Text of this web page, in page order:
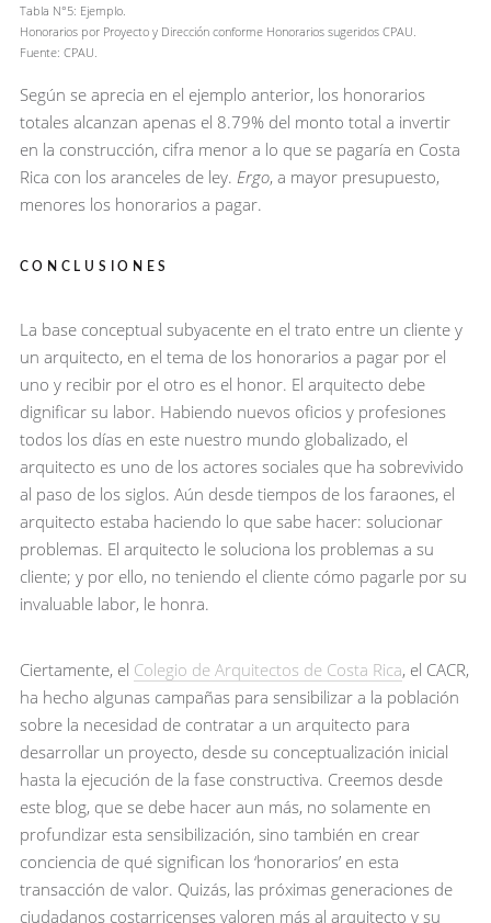
Tabla N°5: Ejemplo.
Honorarios por Proyecto y Dirección conforme Honorarios sugeridos CPAU.
Fuente: CPAU.
Según se aprecia en el ejemplo anterior, los honorarios
totales alcanzan apenas el 8.79% del monto total a invertir
en la construcción, cifra menor a lo que se pagaría en Costa
Rica con los aranceles de ley. Ergo, a mayor presupuesto,
menores los honorarios a pagar.
CONCLUSIONES
La base conceptual subyacente en el trato entre un cliente y
un arquitecto, en el tema de los honorarios a pagar por el
uno y recibir por el otro es el honor. El arquitecto debe
dignificar su labor. Habiendo nuevos oficios y profesiones
todos los días en este nuestro mundo globalizado, el
arquitecto es uno de los actores sociales que ha sobrevivido
al paso de los siglos. Aún desde tiempos de los faraones, el
arquitecto estaba haciendo lo que sabe hacer: solucionar
problemas. El arquitecto le soluciona los problemas a su
cliente; y por ello, no teniendo el cliente cómo pagarle por su
invaluable labor, le honra.
Ciertamente, el Colegio de Arquitectos de Costa Rica, el CACR,
ha hecho algunas campañas para sensibilizar a la población
sobre la necesidad de contratar a un arquitecto para
desarrollar un proyecto, desde su conceptualización inicial
hasta la ejecución de la fase constructiva. Creemos desde
este blog, que se debe hacer aun más, no solamente en
profundizar esta sensibilización, sino también en crear
conciencia de qué significan los ‘honorarios’ en esta
transacción de valor. Quizás, las próximas generaciones de
ciudadanos costarricenses valoren más al arquitecto y su